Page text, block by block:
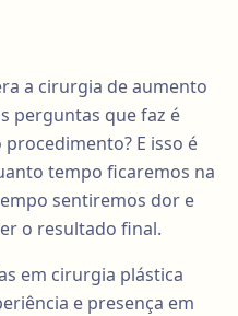
a cirurgia de aumento
perguntas que faz é
E isso é
tempo ficaremos na
sentiremos dor e
o resultado final.
em cirurgia plástica
e presença em